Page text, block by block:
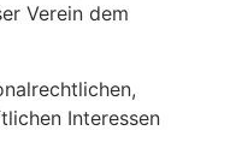
Verein dem
Interessen